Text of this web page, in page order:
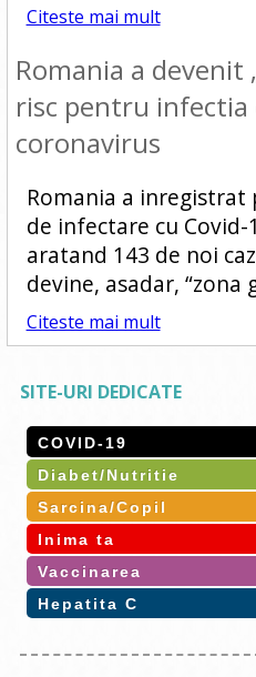
Citeste mai mult
Romania a devenit
risc pentru infectia
coronavirus
Romania a inregistrat
de infectare cu
aratand 143 de noi
devine, asadar, “zona
Citeste mai mult
SITE-URI DEDICATE
COVID-19
Diabet/Nutritie
Sarcina/Copil
Inima ta
Vaccinarea
Hepatita C